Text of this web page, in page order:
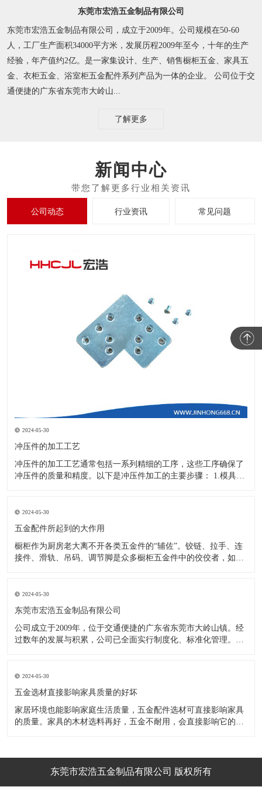
东莞市宏浩五金制品有限公司
东莞市宏浩五金制品有限公司，成立于2009年。公司规模在50-60
人，工厂生产面积34000平方米，发展历程2009年至今，十年的生产
经验，年产值约2亿。是一家集设计、生产、销售橱柜五金、家具五
金、衣柜五金、浴室柜五金配件系列产品为一体的企业。 公司位于交
通便捷的广东省东莞市大岭山...
了解更多
新闻中心
公司动态 行业资讯 常见问题
2024-05-30
冲压件的加工工艺
冲压件的加工工艺通常包括一系列精细的工序，这些工序确保了
冲压件的质量和精度。以下是冲压件加工的主要步骤： 1.模具设
开料与落料：在图纸上标注尺寸后，根据图纸要求选择合适的板
材。然
2024-05-30
五金配件所起到的大作用
橱柜作为厨房老大离不开各类五金件的“辅佐”。铰链、拉手、连
接件、滑轨、吊码、调节脚是众多橱柜五金件中的佼佼者，如果
调节脚，橱柜就像得了“软骨症”，站都站不直……五花八门的橱
柜五金件好
2024-05-30
东莞市宏浩五金制品有限公司
公司成立于2009年，位于交通便捷的广东省东莞市大岭山镇。经
过数年的发展与积累，公司已全面实行制度化、标准化管理。从
的改造创新，设计制造了一系列更加新颖、美观、更具时代潮流
的新
2024-05-30
五金选材直接影响家具质量的好坏
家居环境也能影响家庭生活质量，五金配件选材可直接影响家具
的质量。家具的木材选料再好，五金不耐用，会直接影响它的使
金、铝合金等。不同五金的加工工艺不同：钳工、表面涂覆处
理、焊接、机械加东莞市宏浩五金制品有限公司 版权所有